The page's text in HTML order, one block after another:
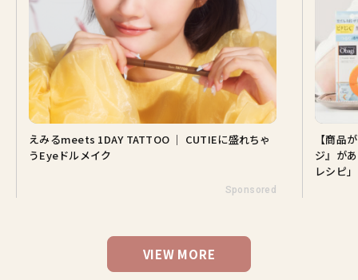
えみるmeets 1DAY TATTOO ｜ CUTIEに盛れちゃ
うEyeドルメイク
Sponsored
【商品
ジ』が
レシピ」
VIEW MORE